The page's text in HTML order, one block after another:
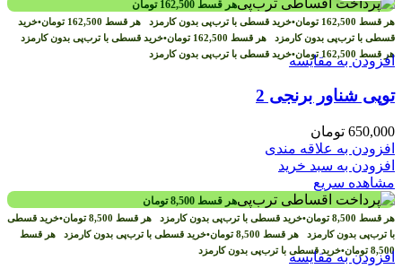
هر قسط 162,500 تومان
هر قسط 162,500 تومان•خرید قسطی با ترب‌پی بدون کارمزد هر قسط 162,500 تومان•خرید
قسطی با ترب‌پی بدون کارمزد هر قسط 162,500 تومان•خرید قسطی با ترب‌پی بدون کارمزد
هر قسط 162,500 تومان•خرید قسطی با ترب‌پی بدون کارمزدافزودن به مقایسه
توپی شناور برنجی 2
650,000 تومان
افزودن به علاقه مندی
افزودن به سبد خرید
مشاهده سریع
هر قسط 8,500 تومان
هر قسط 8,500 تومان•خرید قسطی با ترب‌پی بدون کارمزد هر قسط 8,500 تومان•خرید قسطی
با ترب‌پی بدون کارمزد هر قسط 8,500 تومان•خرید قسطی با ترب‌پی بدون کارمزد هر قسط
8,500 تومان•خرید قسطی با ترب‌پی بدون کارمزدافزودن به مقایسه